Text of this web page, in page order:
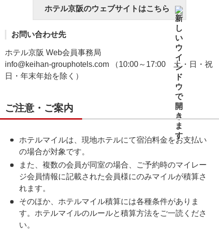
ホテル京阪のウェブサイトはこちら
お問い合わせ先
ホテル京阪 Web会員事務局
info@keihan-grouphotels.com （10:00～17:00 土・日・祝
日・年末年始を除く）
ご注意・ご案内
ホテルマイルは、現地ホテルにて宿泊料金をお支払い
の場合が対象です。
また、複数の会員が同室の場合、ご予約時のマイレー
ジ会員情報に記載された会員様にのみマイルが積算さ
れます。
そのほか、ホテルマイル積算には各種条件がありま
す。ホテルマイルのルールと積算方法をご一読くださ
い。